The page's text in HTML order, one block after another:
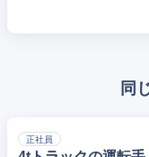
同
正社員